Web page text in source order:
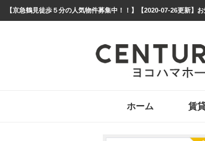
ホーム 賃